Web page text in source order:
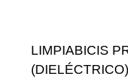
LIMPIABICIS
(DIELÉCTRICO)